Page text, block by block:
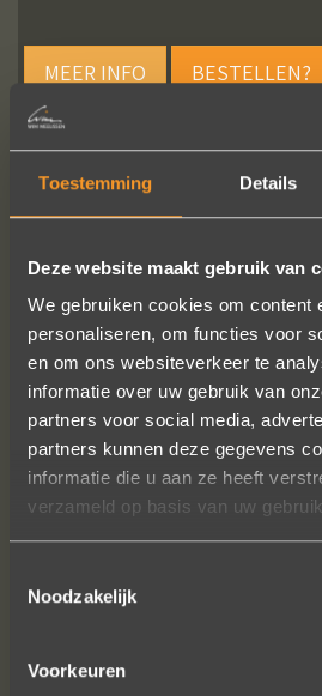
Toestemming Details
Deze website maakt gebruik van
We gebruiken cookies om content
personaliseren, om functies voor
en om ons websiteverkeer te
informatie over uw gebruik van
partners voor social media,
partners kunnen deze gegevens
informatie die u aan ze heeft
verzameld op basis van uw
Noodzakelijk
Voorkeuren
MEER INFO BESTELLEN?
VOLG ONS OP
Wat een prachtige
trouwring heb ik nu aan
hand ook een juweeltje.
een pauw ben ik.